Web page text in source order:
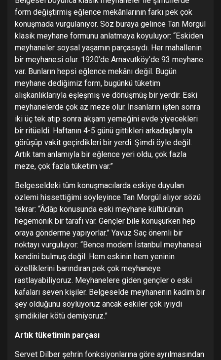
form değiştirmiş eğlence mekânlarının farkı pek çok
konuşmada vurgulanıyor. Söz buraya gelince Tan Morgül
klasik meyhane formunu anlatmaya koyuluyor: “Eskiden
meyhaneler soysal yaşamın parçasıydı. Her mahallenin
bir meyhanesi olur. 1920’de Arnavutköy’de 93 meyhane
var. Bunların hepsi eğlence mekânı değil. Bugün
meyhane dediğimiz form, bugünkü tüketim
alışkanlıklarıyla eşleşmiş ve dönüşmüş bir yerdir. Eski
meyhanelerde çok az meze olur. İnsanların işten sonra
iki üç tek atıp sonra akşam yemeğini evde yiyecekleri
bir ritüeldi. Haftanın 4-5 günü gittikleri arkadaşlarıyla
görüşüp vakit geçirdikleri bir yerdi. Şimdi öyle değil.
Artık tam anlamıyla bir eğlence yeri oldu, çok fazla
meze, çok fazla tüketim var.”
Belgeseldeki tüm konuşmacılarda eskiye duyulan
özlemi hissettiğimi söyleyince Tan Morgül alıyor sözü
tekrar: “Âdâp konusunda eski meyhane kültürünün
hegemonik bir tarafı var. Gençler bile konuşurken hep
oraya gönderme yapıyorlar.” Yavuz Saç önemli bir
noktayı vurguluyor: “Bence modern İstanbul meyhanesi
kendini bulmuş değil. Hem eskinin hem yeninin
özelliklerini barındıran pek çok meyhaneye
rastlayabiliyoruz. Meyhanelere giden gençler o eski
kafaları seven kişiler. Belgeselde meyhanenin kadim bir
şey olduğunu söylüyoruz ancak eskiler çok iyiydi
şimdikiler kötü demiyoruz.”
Artık tüketimin parçası
Servet Dilber şehrin fonksiyonlarına göre ayrılmasından